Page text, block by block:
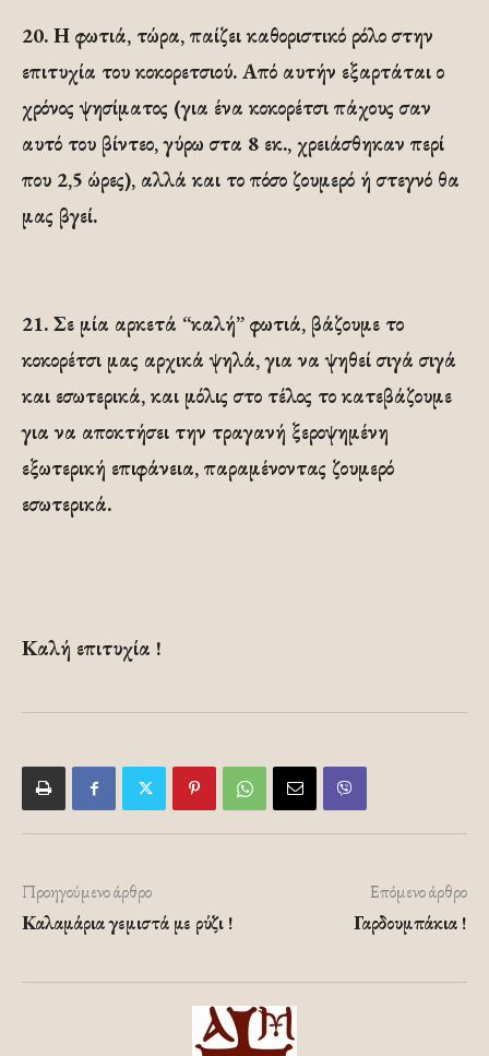
20. Η φωτιά, τώρα, παίζει καθοριστικό ρόλο στην
επιτυχία του κοκορετσιού. Από αυτήν εξαρτάται ο
χρόνος ψησίματος (για ένα κοκορέτσι πάχους σαν
αυτό του βίντεο, γύρω στα 8 εκ., χρειάσθηκαν περί
που 2,5 ώρες), αλλά και το πόσο ζουμερό ή στεγνό θα
μας βγεί.
21. Σε μία αρκετά “καλή” φωτιά, βάζουμε το
κοκορέτσι μας αρχικά ψηλά, για να ψηθεί σιγά σιγά
και εσωτερικά, και μόλις στο τέλος το κατεβάζουμε
για να αποκτήσει την τραγανή ξεροψημένη
εξωτερική επιφάνεια, παραμένοντας ζουμερό
εσωτερικά.
Καλή επιτυχία !
Προηγούμενο άρθρο
Καλαμάρια γεμιστά με ρύζι !
Επόμενο άρθρο
Γαρδουμπάκια !